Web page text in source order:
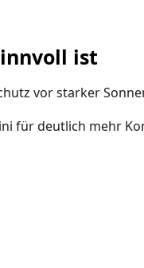
ist
vor starker
für deutlich mehr